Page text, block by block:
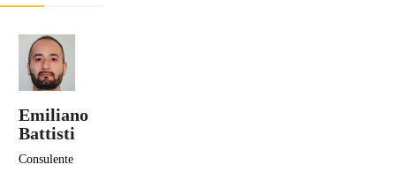
Emiliano
Battisti
Consulente